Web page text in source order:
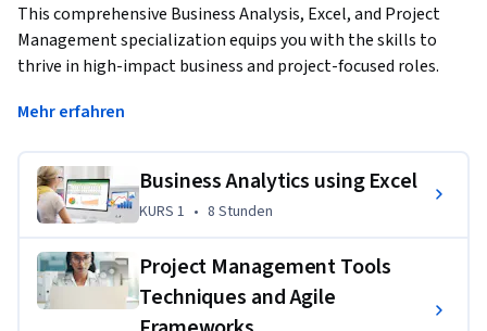
This comprehensive Business Analysis, Excel, and Project
Management specialization equips you with the skills to
thrive in high-impact business and project-focused roles.
practices, Excel-driven analytics, project execution
this course, you will be able to:- Master Business Analysis
Foundations: Learn IIBA frameworks, BABOK v3 concepts,
and core CCBA competencies for strategic decision-making.-
Analyze Data with Excel: Use Pivot Tables, advanced
formulas, dashboards, and Macros to clean, visualize, and
automate business data.- Manage Projects Successfully: Plan
Mehr erfahren
Business Analytics using Excel
KURS 1 8 Stunden
KURS 1 • 8 Stunden
Project Management Tools
Techniques and Agile